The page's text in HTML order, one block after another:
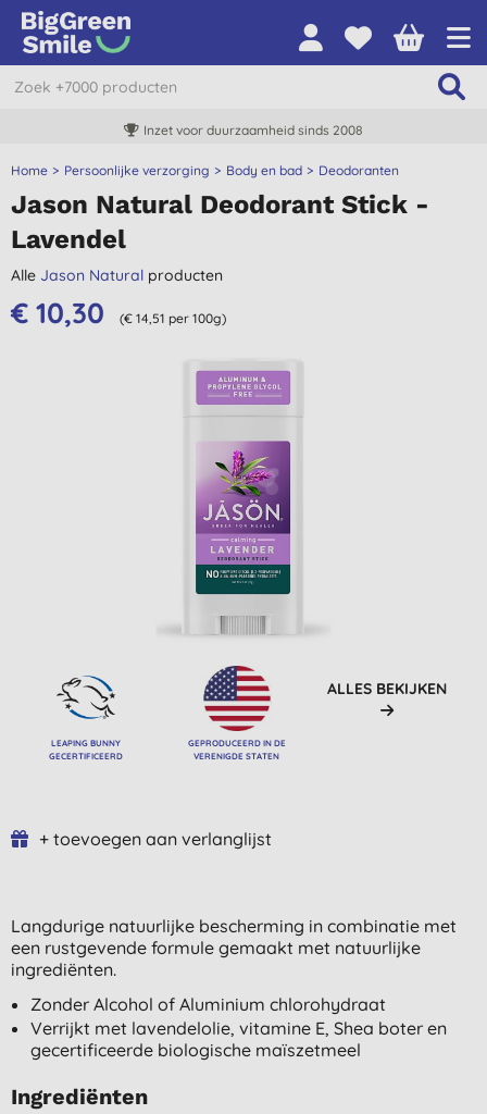
Inzet voor duurzaamheid sinds 2008
Home Persoonlijke verzorging Body en bad Deodoranten
Jason Natural Deodorant Stick -
Lavendel
Alle Jason Natural producten
€ 10,30 (€ 14,51 per 100g)
LEAPING BUNNY
GECERTIFICEERD
GEPRODUCEERD IN DE
VERENIGDE STATEN
ALLES BEKIJKEN
+ toevoegen aan verlanglijst
Langdurige natuurlijke bescherming in combinatie met
een rustgevende formule gemaakt met natuurlijke
ingrediënten.
Zonder Alcohol of Aluminium chlorohydraat
Verrijkt met lavendelolie, vitamine E, Shea boter en
gecertificeerde biologische maïszetmeel
Ingrediënten